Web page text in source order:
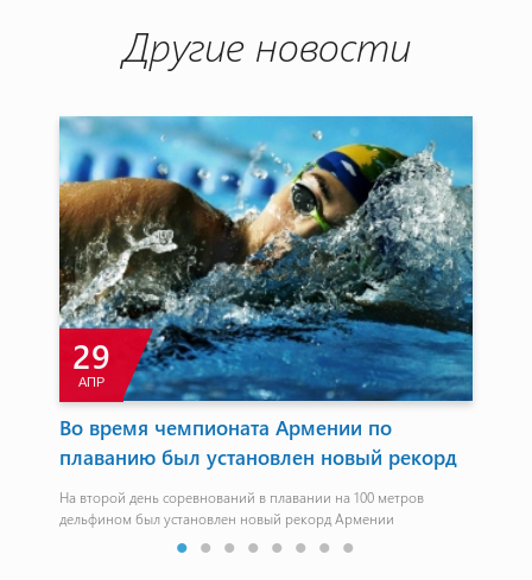
Другие новости
29
АПР
Во время чемпионата Армении по
плаванию был установлен новый рекорд
На второй день соревнований в плавании на 100 метров
дельфином был установлен новый рекорд Армении